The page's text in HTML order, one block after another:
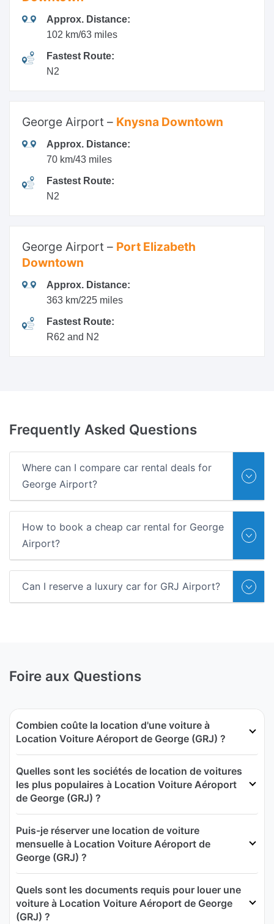
Approx. Distance:
102 km/63 miles
Fastest Route:
N2
George Airport – Knysna Downtown
Approx. Distance:
70 km/43 miles
Fastest Route:
N2
George Airport – Port Elizabeth
Downtown
Approx. Distance:
363 km/225 miles
Fastest Route:
R62 and N2
Frequently Asked Questions
Where can I compare car rental deals for
George Airport?
How to book a cheap car rental for George
Airport?
Can I reserve a luxury car for GRJ Airport?
Foire aux Questions
Combien coûte la location d'une voiture à
Location Voiture Aéroport de George (GRJ) ?
Quelles sont les sociétés de location de voitures
les plus populaires à Location Voiture Aéroport
de George (GRJ) ?
Puis-je réserver une location de voiture
mensuelle à Location Voiture Aéroport de
George (GRJ) ?
Quels sont les documents requis pour louer une
voiture à Location Voiture Aéroport de George
(GRJ) ?